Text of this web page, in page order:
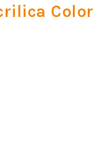
Color